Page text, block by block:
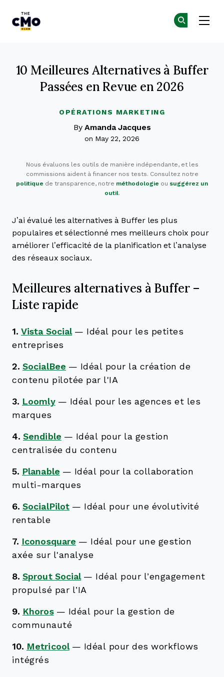
OPÉRATIONS MARKETING
10 Meilleures Alternatives à Buffer
Passées en Revue en 2026
By Amanda Jacques
on May 22, 2026
Nous évaluons les outils de manière indépendante, et les
commissions aident à financer nos tests. Consultez notre
politique de transparence, notre méthodologie ou suggérez un
outil.
J’ai évalué les alternatives à Buffer les plus
populaires et sélectionné mes meilleurs choix pour
améliorer l’efficacité de la planification et l’analyse
des réseaux sociaux.
Meilleures alternatives à Buffer –
Liste rapide
1. Vista Social — Idéal pour les petites
entreprises
2. SocialBee — Idéal pour la création de
contenu pilotée par l'IA
3. Loomly — Idéal pour les agences et les
marques
4. Sendible — Idéal pour la gestion
centralisée du contenu
5. Planable — Idéal pour la collaboration
multi-marques
6. SocialPilot — Idéal pour une évolutivité
rentable
7. Iconosquare — Idéal pour une gestion
axée sur l'analyse
8. Sprout Social — Idéal pour l’engagement
propulsé par l’IA
9. Khoros — Idéal pour la gestion de
communauté
10. Metricool — Idéal pour des workflows
intégrés